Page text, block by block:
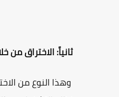
ثانياً: الاختراق من
وهذا النوع من